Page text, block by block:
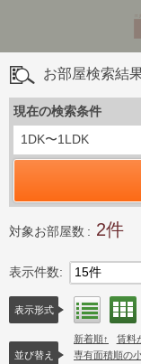
お部屋検索結
現在の検索条件
1DK〜1LDK
対象お部屋数 2
表示件数 15件
表示形式 リスト
並び替え
新着順 賃料
専有面積順の